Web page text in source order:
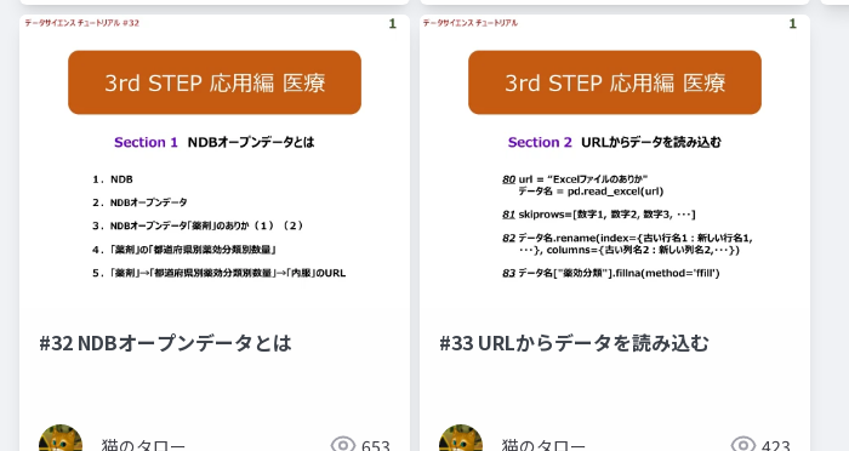
#32 NDBオープンデータとは
猫のタロー 653
#33 URLからデータを読み込む
猫のタロー 423